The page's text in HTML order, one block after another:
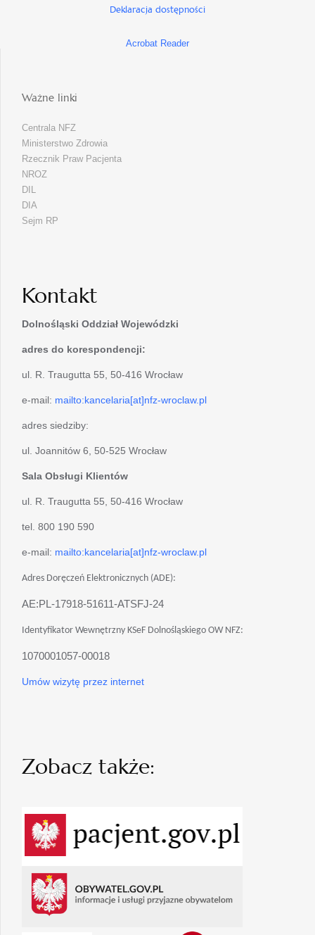
Deklaracja dostępności
Acrobat Reader
Ważne linki
Centrala NFZ
Ministerstwo Zdrowia
Rzecznik Praw Pacjenta
NROZ
DIL
DIA
Sejm RP
Kontakt
Dolnośląski Oddział Wojewódzki
adres do korespondencji:
ul. R. Traugutta 55, 50-416 Wrocław
e-mail: mailto:kancelaria[at]nfz-wroclaw.pl
adres siedziby:
ul. Joannitów 6, 50-525 Wrocław
Sala Obsługi Klientów
ul. R. Traugutta 55, 50-416 Wrocław
tel. 800 190 590
e-mail: mailto:kancelaria[at]nfz-wroclaw.pl
Adres Doręczeń Elektronicznych (ADE):
AE:PL-17918-51611-ATSFJ-24
Identyfikator Wewnętrzny KSeF Dolnośląskiego OW NFZ:
1070001057-00018
Umów wizytę przez internet
Zobacz także: